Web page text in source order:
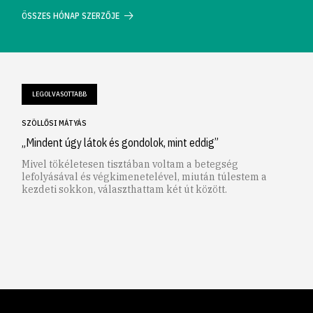
ÖSSZES HÓNAP SZERZŐJE
LEGOLVASOTTABB
SZÖLLŐSI MÁTYÁS
„Mindent úgy látok és gondolok, mint eddig”
Mivel tökéletesen tisztában voltam a betegség
lefolyásával és végkimenetelével, miután túlestem a
kezdeti sokkon, választhattam két út között.